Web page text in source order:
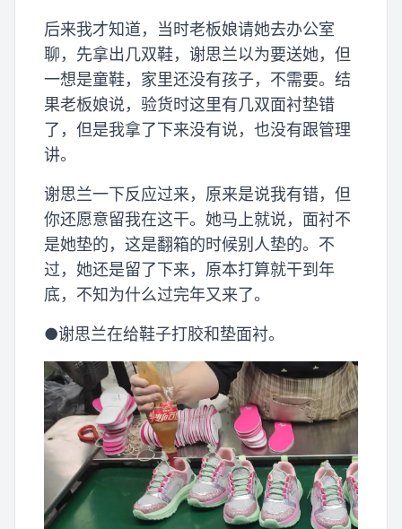
后来我才知道，当时老板娘请她去办公室
聊，先拿出几双鞋，谢思兰以为要送她，但
一想是童鞋，家里还没有孩子，不需要。结
果老板娘说，验货时这里有几双面衬垫错
了，但是我拿了下来没有说，也没有跟管理
讲。
谢思兰一下反应过来，原来是说我有错，但
你还愿意留我在这干。她马上就说，面衬不
是她垫的，这是翻箱的时候别人垫的。不
过，她还是留了下来，原本打算就干到年
底，不知为什么过完年又来了。
●谢思兰在给鞋子打胶和垫面衬。